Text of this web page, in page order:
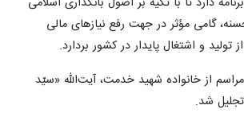
گامی مؤثر در جهت رفع نیازهای مالی
تولید و اشتغال پایدار در کشور بردارد.
از خانواده شهید خدمت، آیت‌الله «سیّد
شد.